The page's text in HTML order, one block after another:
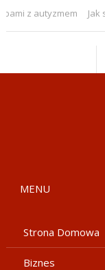
z autyzmem Jak
MENU
Strona Domowa
Biznes